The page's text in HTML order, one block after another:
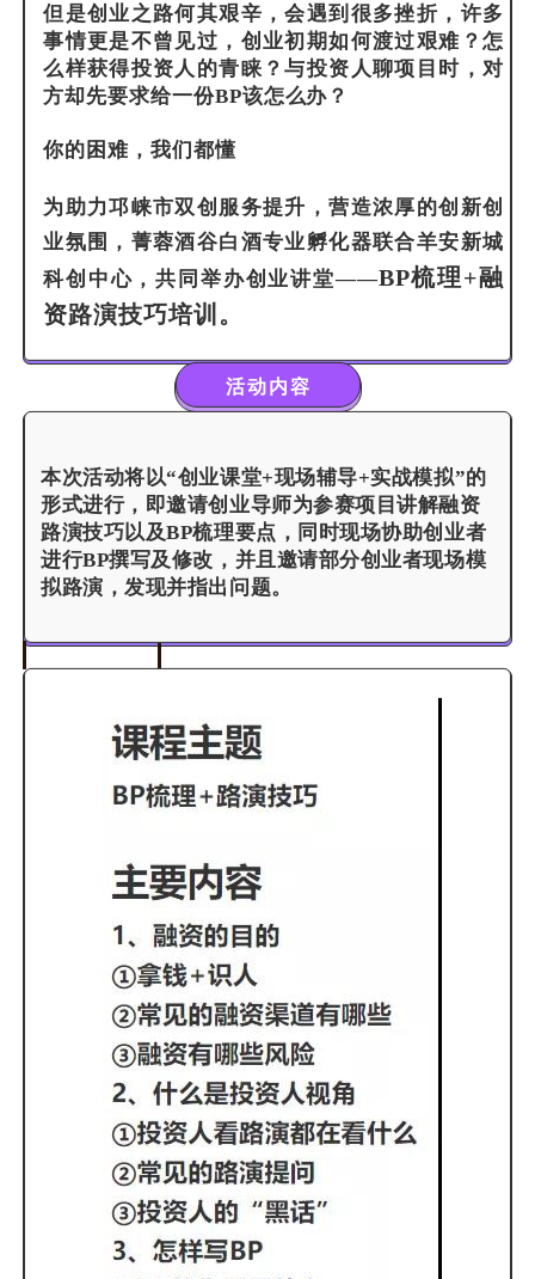
但是创业之路何其艰辛，会遇到很多挫折，许多
事情更是不曾见过，创业初期如何渡过艰难？怎
么样获得投资人的青睐？与投资人聊项目时，对
方却先要求给一份BP该怎么办？
你的困难，我们都懂
为助力邛崃市双创服务提升，营造浓厚的创新创
业氛围，菁蓉酒谷白酒专业孵化器联合羊安新城
科创中心，共同举办创业讲堂——BP梳理+融
资路演技巧培训。
活动内容
本次活动将以“创业课堂+现场辅导+实战模拟”的
形式进行，即邀请创业导师为参赛项目讲解融资
路演技巧以及BP梳理要点，同时现场协助创业者
进行BP撰写及修改，并且邀请部分创业者现场模
拟路演，发现并指出问题。